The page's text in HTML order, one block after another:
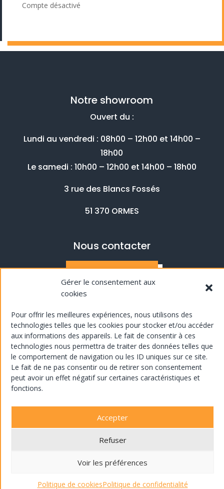
Gérer le consentement aux
cookies
Pour offrir les meilleures expériences, nous utilisons des
technologies telles que les cookies pour stocker et/ou accéder
aux informations des appareils. Le fait de consentir à ces
technologies nous permettra de traiter des données telles que
le comportement de navigation ou les ID uniques sur ce site.
Le fait de ne pas consentir ou de retirer son consentement
peut avoir un effet négatif sur certaines caractéristiques et
fonctions.
Accepter
Refuser
Voir les préférences
Politique de cookiesPolitique de confidentialité
Compte désactivé
Notre showroom
Ouvert du :
Lundi au vendredi : 08h00 – 12h00 et 14h00 –
18h00
Le samedi : 10h00 – 12h00 et 14h00 – 18h00
3 rue des Blancs Fossés
51 370 ORMES
Nous contacter
03 26 04 43 43
Les liens utiles
Mentions légales
Conditions générales de vente
Nous suivre